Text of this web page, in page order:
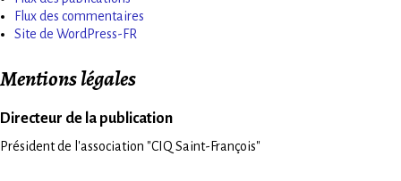
Flux des commentaires
Site de WordPress-FR
Mentions légales
Directeur de la publication
Président de l'association "CIQ Saint-François"